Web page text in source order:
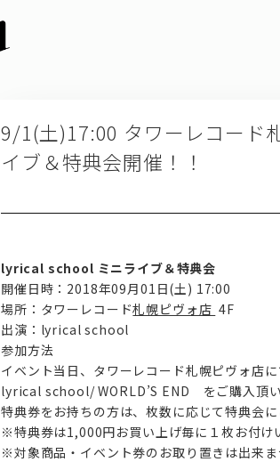
9/1(土)17:00 タワーレコード
イブ＆特典会開催！！
lyrical school ミニライブ＆特典会
開催日時：2018年09月01日(土) 17:00
場所：タワーレコード札幌ピヴォ店 4F
出演：lyrical school
参加方法
イベント当日、タワーレコード札幌ピヴォ店
lyrical school/ WORLD’S END をご購入頂い
特典券をお持ちの方は、枚数に応じて特典会に
※特典券は1,000円お買い上げ毎に１枚お付け
※対象商品・イベント券のお取り置きは出来ま